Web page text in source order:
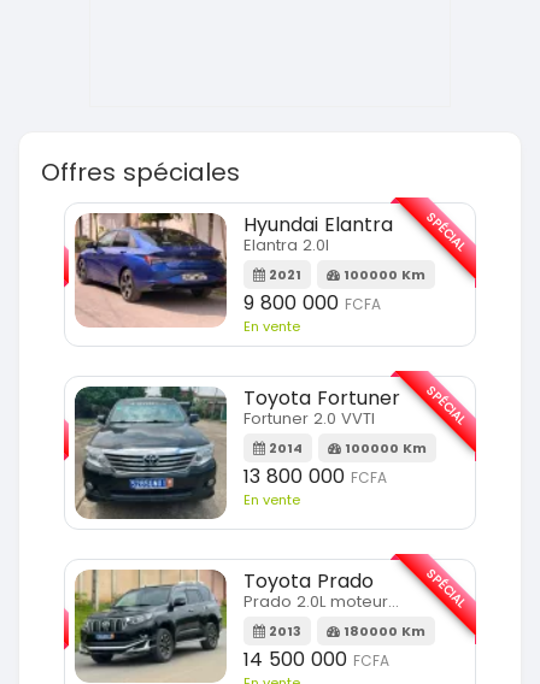
Offres spéciales
Hyundai Elantra
Elantra 2.0l
2021 100000 Km
9 800 000 FCFA
En vente
SPÉCIAL
Toyota Fortuner
Fortuner 2.0 VVTI
2014 100000 Km
13 800 000 FCFA
En vente
SPÉCIAL
Toyota Prado
Prado 2.0L moteur d4d
2013 180000 Km
14 500 000 FCFA
SPÉCIAL